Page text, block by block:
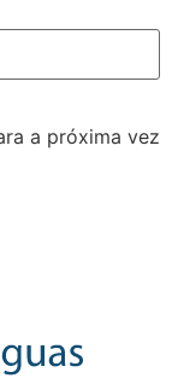
a próxima vez